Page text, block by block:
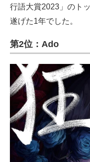
行語大賞2023」のト
遂げた1年でした。
第2位：Ado